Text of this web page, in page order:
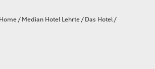
Home / Median Hotel Lehrte / Das Hotel /